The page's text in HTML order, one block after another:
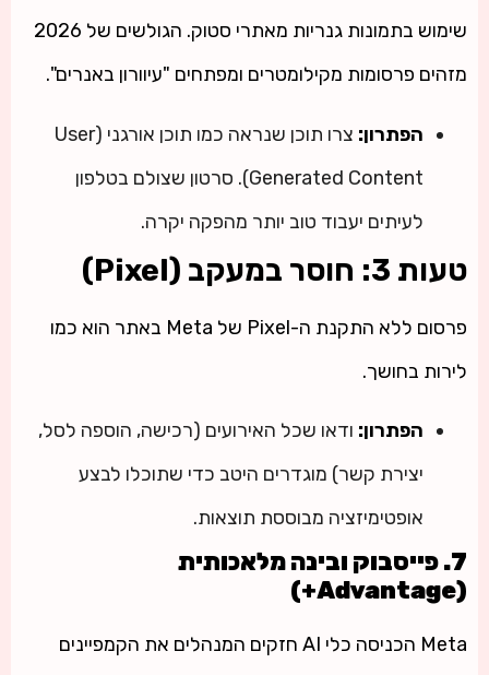
שימוש בתמונות גנריות מאתרי סטוק. הגולשים של 2026
מזהים פרסומות מקילומטרים ומפתחים "עיוורון באנרים".
הפתרון:
צרו תוכן שנראה כמו תוכן אורגני (User
Generated Content). סרטון שצולם בטלפון
לעיתים יעבוד טוב יותר מהפקה יקרה.
טעות 3: חוסר במעקב (Pixel)
פרסום ללא התקנת ה-Pixel של Meta באתר הוא כמו
לירות בחושך.
הפתרון: ודאו שכל האירועים (רכישה, הוספה לסל,
יצירת קשר) מוגדרים היטב כדי שתוכלו לבצע
אופטימיזציה מבוססת תוצאות.
7. פייסבוק ובינה מלאכותית
(Advantage+)
Meta הכניסה כלי AI חזקים המנהלים את הקמפיינים